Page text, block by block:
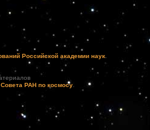
Российской академии наук.
РАН по космосу.